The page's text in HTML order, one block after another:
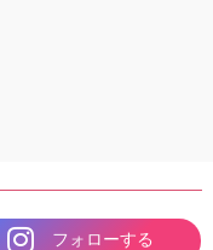
フォローする